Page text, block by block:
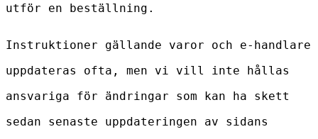
utför en beställning.
Instruktioner gällande varor och e-handlare
uppdateras ofta, men vi vill inte hållas
ansvariga för ändringar som kan ha skett
sedan senaste uppdateringen av sidans